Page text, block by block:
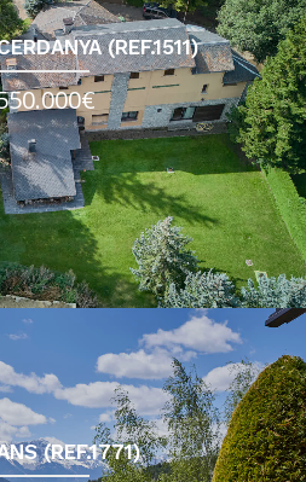
(REF.1511)
(REF.1771)